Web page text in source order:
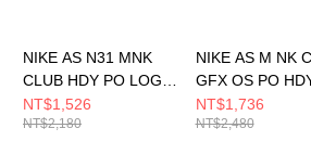
NIKE AS N31 MNK
CLUB HDY PO LOGO
男 連帽上衣
HM5896010
NT$1,526
NT$2,180
NIKE AS M NK
GFX OS PO
GCE 男 連帽上衣
IO2452010
NT$1,736
NT$2,480